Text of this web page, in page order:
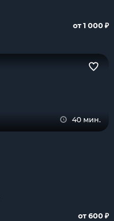
от 1 000 ₽
40 мин.
от 600 ₽